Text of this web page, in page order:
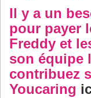
Il y a un
pour payer
Freddy et
son équipe
contribuez
Youcaring